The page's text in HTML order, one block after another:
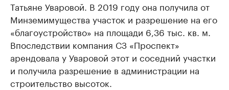
Татьяне Уваровой. В 2019 году она получила от
Минземимущества участок и разрешение на его
«благоустройство» на площади 6,36 тыс. кв. м.
Впоследствии компания СЗ «Проспект»
арендовала у Уваровой этот и соседний участки
и получила разрешение в администрации на
строительство высоток.